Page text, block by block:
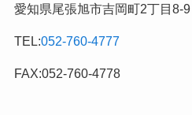
カ
ゴ
リ
愛知県尾張旭市吉岡町2丁目8-9
TEL:052-760-4777
FAX:052-760-4778